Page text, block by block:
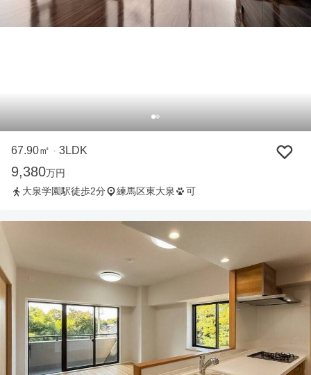
67.90㎡ ・ 3LDK
9,380万円
大泉学園駅徒歩2分
練馬区東大泉 可